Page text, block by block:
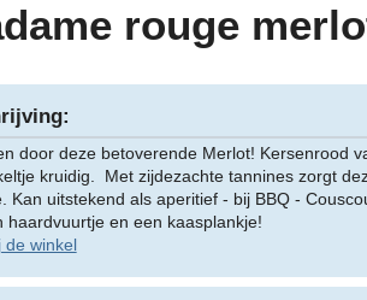
rouge
door deze betoverende Merlot! Kersenrood
kruidig. Met zijdezachte tannines zorgt
Kan uitstekend als aperitief - bij BBQ -
haardvuurtje en een kaasplankje!
de winkel